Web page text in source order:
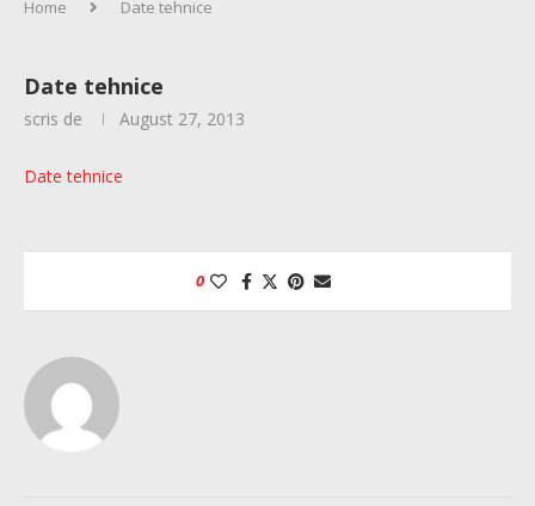
Home Date tehnice
Date tehnice
scris de August 27, 2013
Date tehnice
0